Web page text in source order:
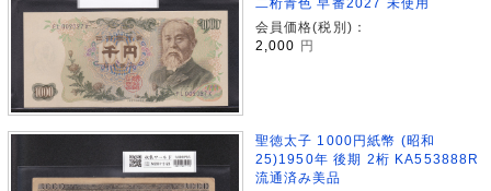
会員価格(税別)：
2,000
円
聖徳太子 1000円紙幣 (昭和
25)1950年 後期 2桁 KA553888R
流通済み美品